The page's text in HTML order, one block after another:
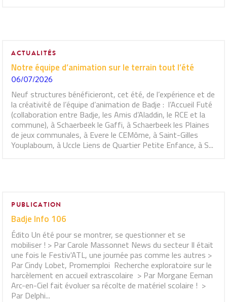
ACTUALITÉS
Notre équipe d’animation sur le terrain tout l’été
06/07/2026
Neuf structures bénéficieront, cet été, de l’expérience et de
la créativité de l’équipe d’animation de Badje : l’Accueil Futé
(collaboration entre Badje, les Amis d’Aladdin, le RCE et la
commune), à Schaerbeek le Gaffi, à Schaerbeek les Plaines
de jeux communales, à Evere le CEMôme, à Saint-Gilles
Youplaboum, à Uccle Liens de Quartier Petite Enfance, à S...
PUBLICATION
Badje Info 106
Édito Un été pour se montrer, se questionner et se
mobiliser ! > Par Carole Massonnet News du secteur Il était
une fois le Festiv'ATL, une journée pas comme les autres >
Par Cindy Lobet, Promemploi Recherche exploratoire sur le
harcèlement en accueil extrascolaire > Par Morgane Eeman
Arc-en-Ciel fait évoluer sa récolte de matériel scolaire ! >
Par Delphi...